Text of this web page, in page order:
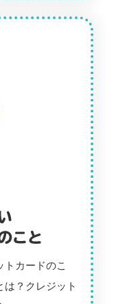
トカードのこ
は？クレジット